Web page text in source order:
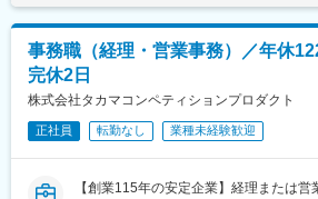
事務職（経理・営業事務）／年休
完休2日
株式会社タカマコンペティションプロダクト
正社員 転勤なし 業種未経験歓迎
【創業115年の安定企業】経理または